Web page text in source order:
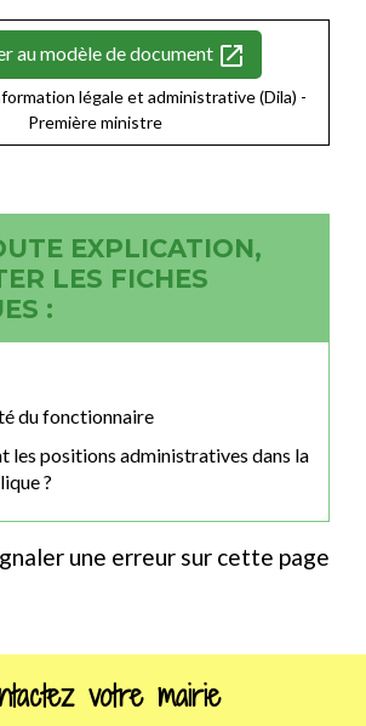
au modèle de document open_in_new
légale et administrative (Dila) -
Première ministre
EXPLICATION,
LES FICHES
:
du fonctionnaire
les positions administratives dans la
?
une erreur sur cette page
votre mairie